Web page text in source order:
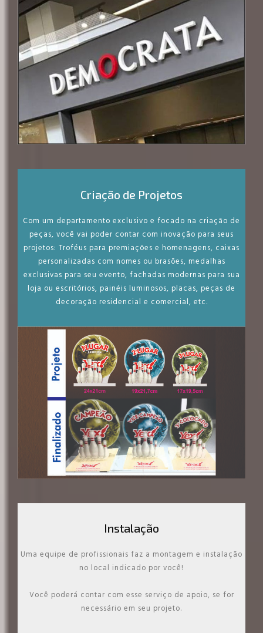
Criação de Projetos
Com um departamento exclusivo e focado na criação de
peças, você vai poder contar com inovação para seus
projetos: Troféus para premiações e homenagens, caixas
personalizadas com nomes ou brasões, medalhas
exclusivas para seu evento, fachadas modernas para sua
loja ou escritórios, painéis luminosos, placas, peças de
decoração residencial e comercial, etc.
Instalação
Uma equipe de profissionais faz a montagem e instalação
no local indicado por você!
Você poderá contar com esse serviço de apoio, se for
necessário em seu projeto.